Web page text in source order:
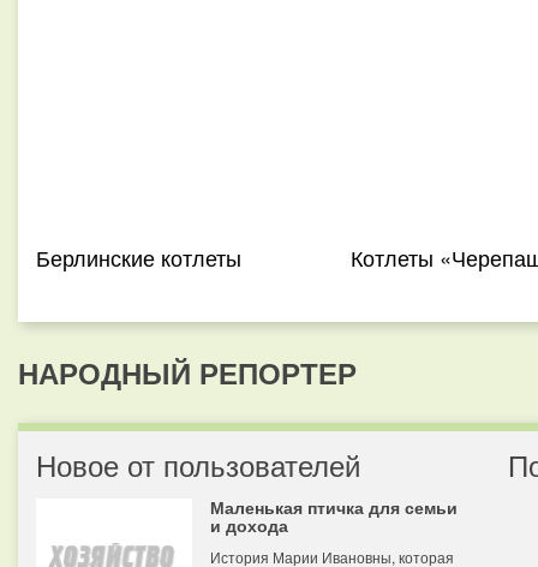
Берлинские котлеты Котлеты
НАРОДНЫЙ РЕПОРТЕР
Новое от пользователей
Маленькая птичка для семьи
и дохода
История Марии Ивановны, которая